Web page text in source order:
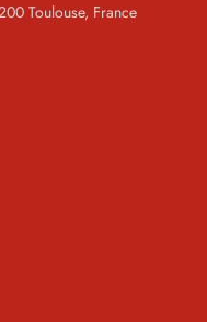
Toulouse, France